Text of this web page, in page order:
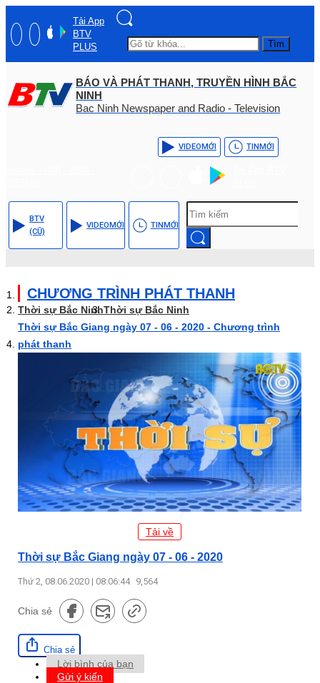
Tải App
BTV
PLUS
Tìm
BÁO VÀ PHÁT THANH, TRUYỀN HÌNH BẮC
NINH
Bac Ninh Newspaper and Radio - Television
VIDEOMỚI TINMỚI
BTV
(CŨ)
VIDEOMỚI TINMỚI
CHƯƠNG TRÌNH PHÁT THANH
Thời sự Bắc NinhThời sự Bắc Ninh
Thời sự Bắc Giang ngày 07 - 06 - 2020 - Chương trình
phát thanh
Tải về
Thời sự Bắc Giang ngày 07 - 06 - 2020
Thứ 2, 08.06.2020 | 08:06:44 9,564
Chia sẻ
Chia sẻ
Lời bình của bạn
Gửi ý kiến